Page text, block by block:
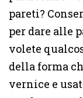
pareti?
per dare alle
volete
della forma
vernice e